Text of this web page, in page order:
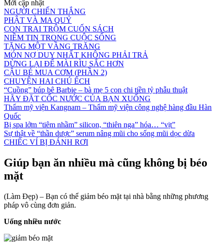
Mới cập nhật
NGƯỜI CHIẾN THẮNG
PHẬT VÀ MA QUỶ
CON TRAI TRỘM CUỐN SÁCH
NIỀM TIN TRONG CUỘC SỐNG
TẶNG MỘT VẦNG TRĂNG
MÓN NỢ DUY NHẤT KHÔNG PHẢI TRẢ
DỪNG LẠI ĐỂ MÀI RÌU SẮC HƠN
CẬU BÉ MUA CƠM (PHẦN 2)
CHUYỆN HAI CHÚ ẾCH
“Cuồng” búp bê Barbie – bà mẹ 5 con chi tiền tỷ phẫu thuật
HÃY ĐẶT CỐC NƯỚC CỦA BẠN XUỐNG
Thẩm mỹ viện Kangnam – Thẩm mỹ viện công nghệ hàng đầu Hàn
Quốc
Bị spa lởm “tiêm nhầm” silicon, “thiên nga” hóa… “vịt”
Sự thật về “thần dược” serum nâng mũi cho sống mũi dọc dừa
CHIẾC VÍ BỊ ĐÁNH RƠI
Giúp bạn ăn nhiều mà cũng không bị béo
mặt
(Làm Đẹp) – Bạn có thể giảm béo mặt tại nhà bằng những phương
pháp vô cùng đơn giản.
Uống nhiều nước